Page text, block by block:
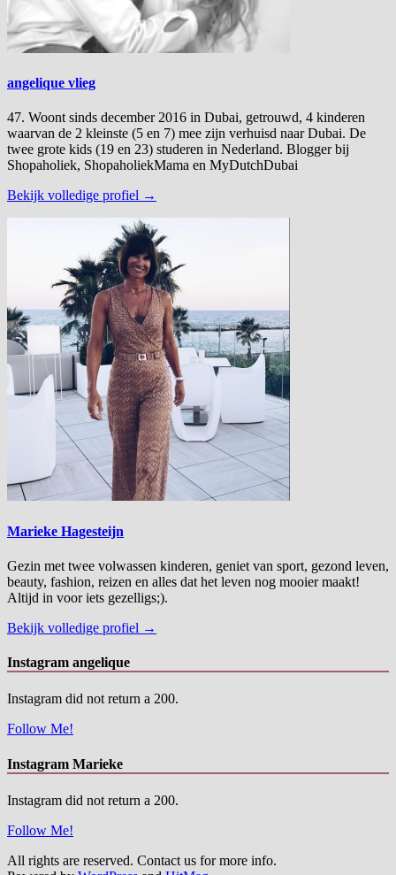
angelique vlieg
47. Woont sinds december 2016 in Dubai, getrouwd, 4 kinderen
waarvan de 2 kleinste (5 en 7) mee zijn verhuisd naar Dubai. De
twee grote kids (19 en 23) studeren in Nederland. Blogger bij
Shopaholiek, ShopaholiekMama en MyDutchDubai
Bekijk volledige profiel →
Marieke Hagesteijn
Gezin met twee volwassen kinderen, geniet van sport, gezond leven,
beauty, fashion, reizen en alles dat het leven nog mooier maakt!
Altijd in voor iets gezelligs;).
Bekijk volledige profiel →
Instagram angelique
Instagram did not return a 200.
Follow Me!
Instagram Marieke
Instagram did not return a 200.
Follow Me!
All rights are reserved. Contact us for more info.